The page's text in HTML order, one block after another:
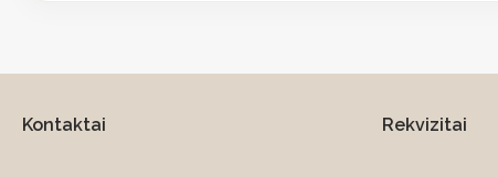
Kontaktai Rekvizitai